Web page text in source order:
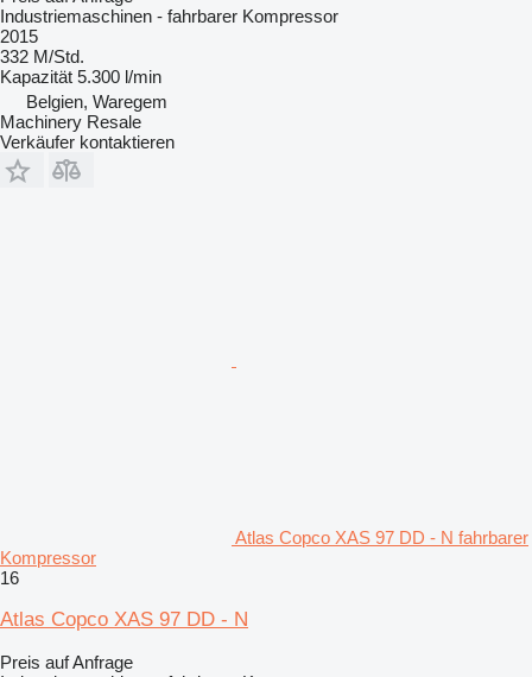
Industriemaschinen - fahrbarer Kompressor
2015
332 M/Std.
Kapazität 5.300 l/min
Belgien, Waregem
Machinery Resale
Verkäufer kontaktieren
Atlas Copco XAS 97 DD - N fahrbarer
Kompressor
16
Atlas Copco XAS 97 DD - N
Preis auf Anfrage